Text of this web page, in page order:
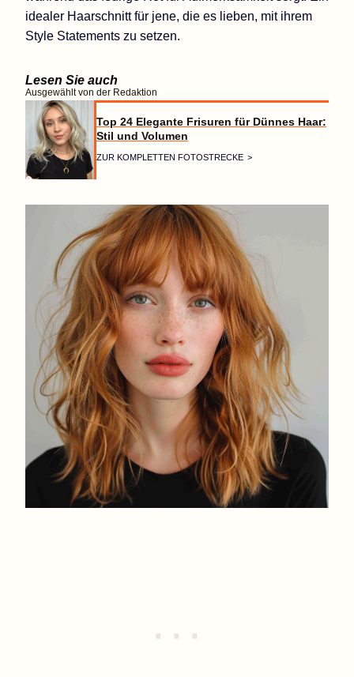
idealer Haarschnitt für jene, die es lieben, mit ihrem
Style Statements zu setzen.
Lesen Sie auch
Ausgewählt von der Redaktion
Top 24 Elegante Frisuren für Dünnes Haar:
Stil und Volumen
ZUR KOMPLETTEN FOTOSTRECKE